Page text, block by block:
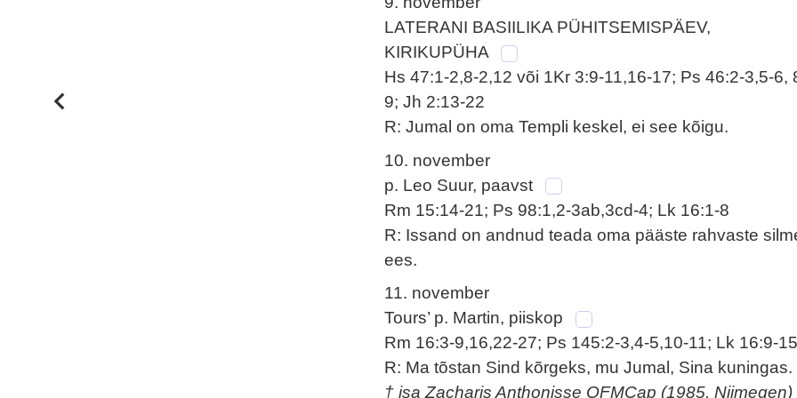
LATERANI BASIILIKA PÜHITSEMISPÄEV,
KIRIKUPÜHA
Hs 47:1-2,8-2,12 või 1Kr 3:9-11,16-17; Ps 46:2-3,5-6,
9; Jh 2:13-22
R: Jumal on oma Templi keskel, ei see kõigu.
10. november
p. Leo Suur, paavst
Rm 15:14-21; Ps 98:1,2-3ab,3cd-4; Lk 16:1-8
R: Issand on andnud teada oma pääste rahvaste
ees.
11. november
Tours’ p. Martin, piiskop
Rm 16:3-9,16,22-27; Ps 145:2-3,4-5,10-11; Lk 16:9-15
R: Ma tõstan Sind kõrgeks, mu Jumal, Sina kuningas.
† isa Zacharis Anthonisse OFMCap (1985, Nijmegen)